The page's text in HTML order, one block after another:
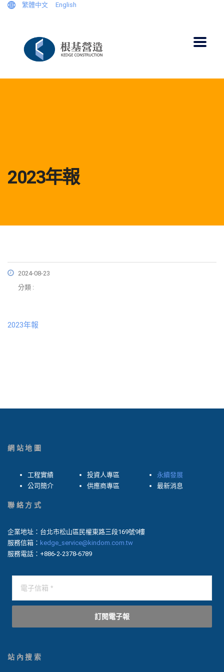
繁體中文 English
2023年報
2024-08-23
分類 :
2023年報
網站地圖
工程實績
公司簡介
投資人專區
供應商專區
永續發展
最新消息
聯絡方式
企業地址：台北市松山區民權東路三段169號9樓
服務信箱： kedge_service@kindom.com.tw
服務電話：+886-2-2378-6789
訂閱電子報
站內搜索